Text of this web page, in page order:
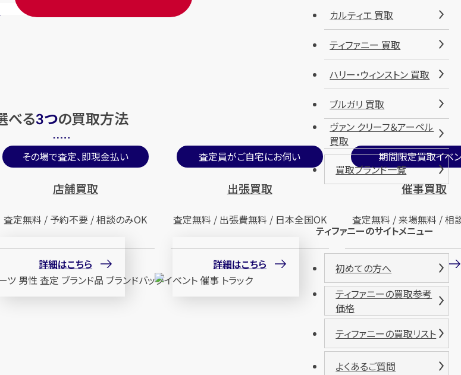
べる3つの買取方法
その場で査定、即現金払い
店舗買取
査定無料 / 予約不要 / 相談のみOK
詳細はこちら
査定員がご自宅にお伺い
出張買取
査定無料 / 出張費無料 / 日本全国OK
詳細はこちら
期間限定買取イベ
催事買取
査定無料 / 来場無料 / 相
詳細はこちら
カルティエ 買取
ティファニー 買取
ハリー・ウィンストン 買取
ブルガリ 買取
ヴァン クリーフ＆アーペル
買取
買取ブランド一覧
ティファニーのサイトメニュー
初めての方へ
ティファニーの買取参考
価格
ティファニーの買取リスト
よくあるご質問